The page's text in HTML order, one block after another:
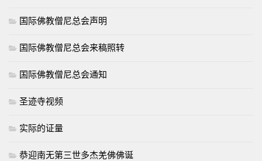
国际佛教僧尼总会声明
国际佛教僧尼总会来稿照转
国际佛教僧尼总会通知
圣迹寺视频
实际的证量
恭迎南无第三世多杰羌佛佛诞